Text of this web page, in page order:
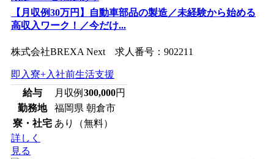
【月収例30万円】自動車部品の製造／未経験から始める
高収入ワーク！／今だけ...
株式会社BREXA Next 求人番号：902211
即入寮+入社前生活支援
給与
月収例 300,000円
勤務地
福岡県 朝倉市
寮・社宅 あり（無料）
詳しく
見る